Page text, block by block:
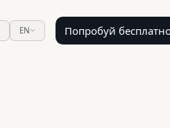
EN Попробуй